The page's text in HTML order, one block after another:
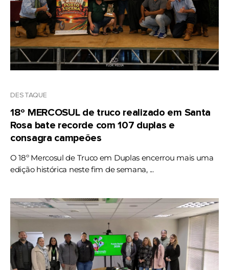
DESTAQUE
18º MERCOSUL de truco realizado em Santa
Rosa bate recorde com 107 duplas e
consagra campeões
O 18º Mercosul de Truco em Duplas encerrou mais uma
edição histórica neste fim de semana, ...